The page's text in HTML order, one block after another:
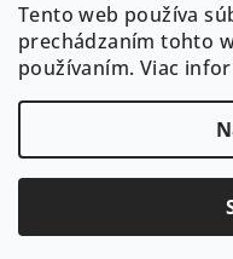
Tento web používa
prechádzaním tohto
používaním. Viac
+421
fb.com/